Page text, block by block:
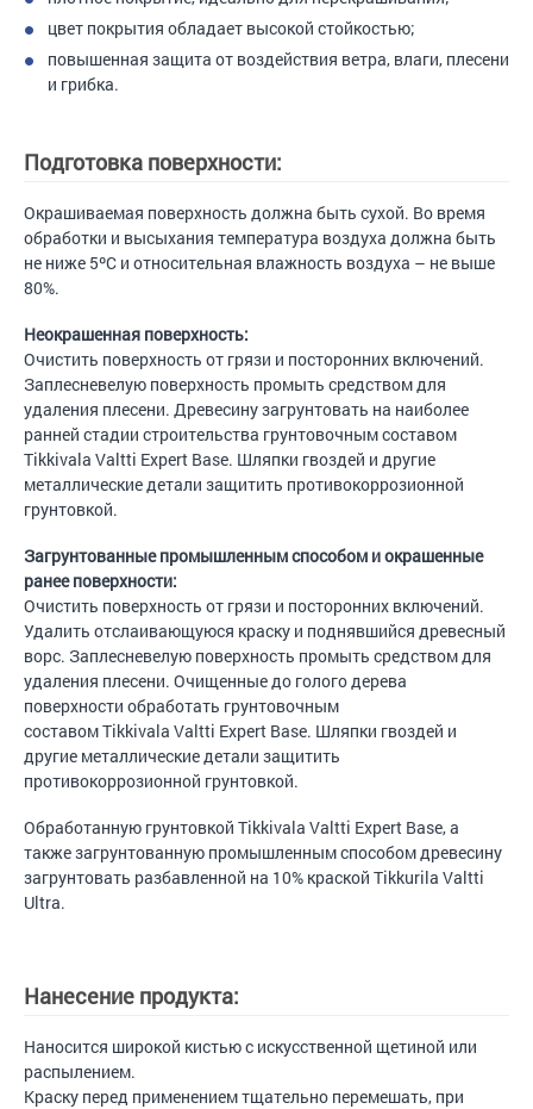
цвет покрытия обладает высокой стойкостью;
повышенная защита от воздействия ветра, влаги, плесени
и грибка.
Подготовка поверхности:
Окрашиваемая поверхность должна быть сухой. Во время
обработки и высыхания температура воздуха должна быть
не ниже 5ºС и относительная влажность воздуха – не выше
80%.
Неокрашенная поверхность:
Очистить поверхность от грязи и посторонних включений.
Заплесневелую поверхность промыть средством для
удаления плесени. Древесину загрунтовать на наиболее
ранней стадии строительства грунтовочным составом
Tikkivala Valtti Expert Base. Шляпки гвоздей и другие
металлические детали защитить противокоррозионной
грунтовкой.
Загрунтованные промышленным способом и окрашенные
ранее поверхности:
Очистить поверхность от грязи и посторонних включений.
Удалить отслаивающуюся краску и поднявшийся древесный
ворс. Заплесневелую поверхность промыть средством для
удаления плесени. Очищенные до голого дерева
поверхности обработать грунтовочным
составом Tikkivala Valtti Expert Base. Шляпки гвоздей и
другие металлические детали защитить
противокоррозионной грунтовкой.
Обработанную грунтовкой Tikkivala Valtti Expert Base, а
также загрунтованную промышленным способом древесину
загрунтовать разбавленной на 10% краской Tikkurila Valtti
Ultra.
Нанесение продукта:
Наносится широкой кистью с искусственной щетиной или
распылением.
Краску перед применением тщательно перемешать, при